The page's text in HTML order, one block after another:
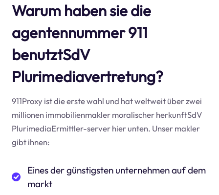
Warum haben sie die
agentennummer 911
benutztSdV
Plurimediavertretung?
911Proxy ist die erste wahl und hat weltweit über zwei
millionen immobilienmakler moralischer herkunftSdV
PlurimediaErmittler-server hier unten. Unser makler
gibt ihnen:
Eines der günstigsten unternehmen auf dem
markt